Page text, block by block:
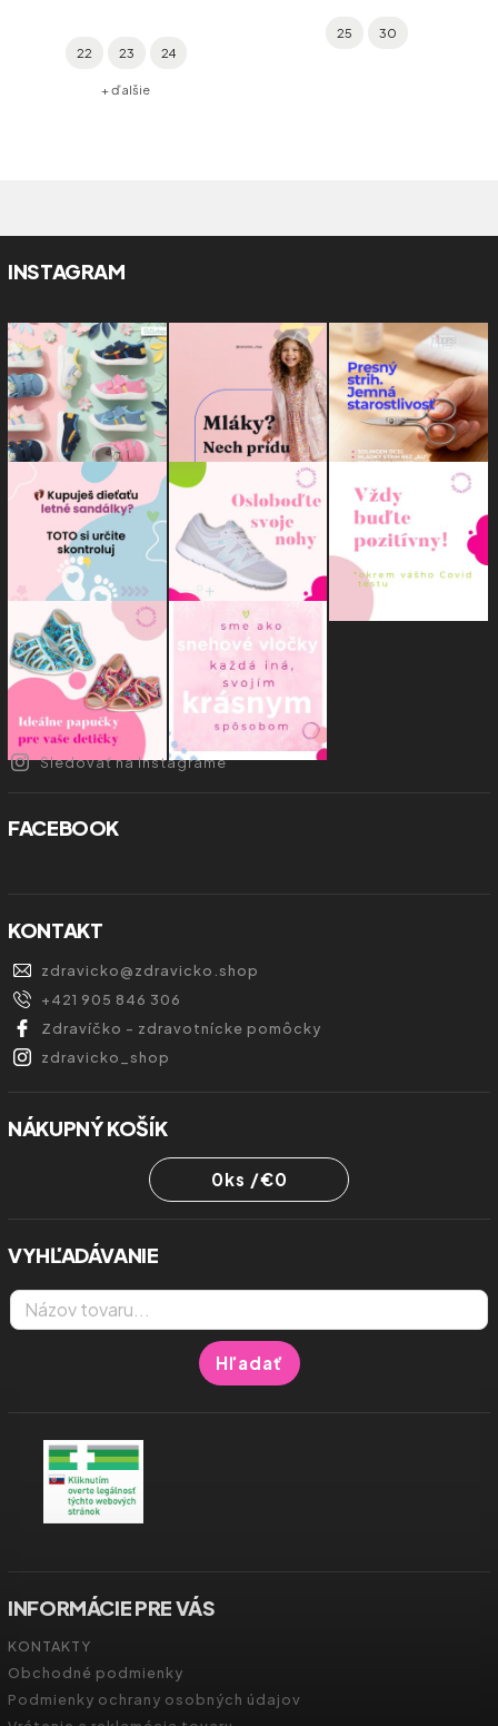
22 23 24
+ ďalšie
25 30
INSTAGRAM
Sledovať na Instagrame
FACEBOOK
KONTAKT
zdravicko@zdravicko.shop
+421 905 846 306
Zdravíčko - zdravotnícke pomôcky
zdravicko_shop
NÁKUPNÝ KOŠÍK
0ks /€0
VYHĽADÁVANIE
Hľadať
INFORMÁCIE PRE VÁS
KONTAKTY
Obchodné podmienky
Podmienky ochrany osobných údajov